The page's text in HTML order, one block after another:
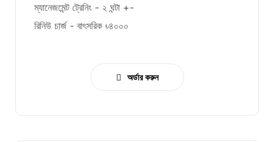
ম্যানেজমেন্ট ট্রেনিং - ২ ঘন্টা +-
রিনিউ চার্জ - বাৎসরিক ৳৪০০০
অর্ডার করুন